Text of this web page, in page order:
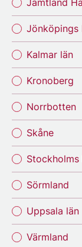
Jämtland
Jönköpings
Kalmar län
Kronoberg
Norrbotten
Skåne
Stockholms
Sörmland
Uppsala län
Värmland